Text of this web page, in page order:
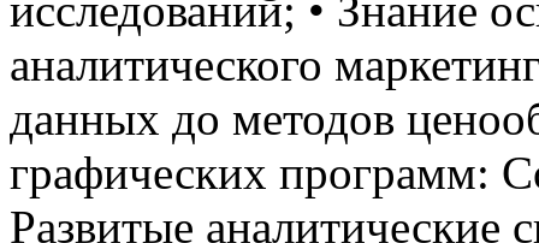
аналитического
данных до методов
графических программ:
Развитые аналитические